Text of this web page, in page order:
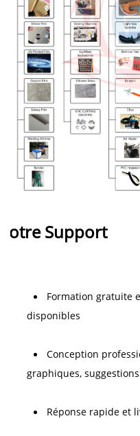
Support
Formation gratuite
disponibles
Conception
graphiques,
Réponse rapide et